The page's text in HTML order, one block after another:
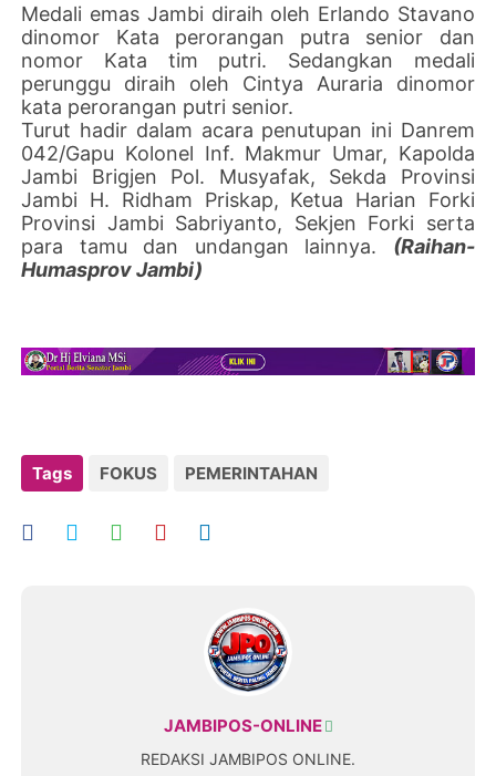
Medali emas Jambi diraih oleh Erlando Stavano
dinomor Kata perorangan putra senior dan
nomor Kata tim putri. Sedangkan medali
perunggu diraih oleh Cintya Auraria dinomor
kata perorangan putri senior.
Turut hadir dalam acara penutupan ini Danrem
042/Gapu Kolonel Inf. Makmur Umar, Kapolda
Jambi Brigjen Pol. Musyafak, Sekda Provinsi
Jambi H. Ridham Priskap, Ketua Harian Forki
Provinsi Jambi Sabriyanto, Sekjen Forki serta
para tamu dan undangan lainnya. (Raihan-
Humasprov Jambi)
Tags FOKUS PEMERINTAHAN
JAMBIPOS-ONLINE
REDAKSI JAMBIPOS ONLINE.